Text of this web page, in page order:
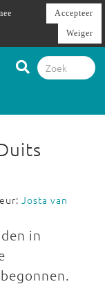
Josta van
in
Accepteer
Weiger